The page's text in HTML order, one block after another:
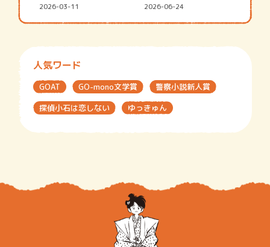
2026-03-11 2026-06-24
人気ワード
GOAT GO-mono文学賞
警察小説新人賞
探偵小石は恋しない
ゆっきゅん